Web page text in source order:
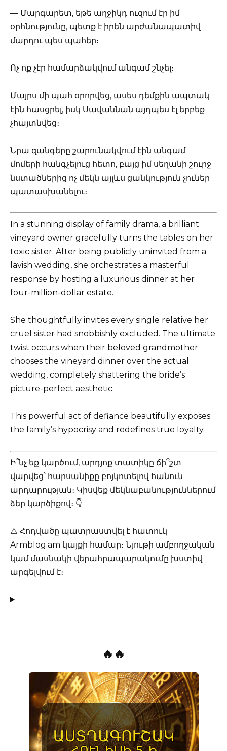
— Մարգարետ, եթե աղջիկդ ուզում էր իմ
օրհնությունը, պետք է իրեն արժանապատիվ
մարդու պես պահեր։
Ոչ ոք չէր համարձակվում անգամ շնչել։
Մայրս մի պահ օրորվեց, ասես դեմքին ապտակ
էին հասցրել, իսկ Սավաննան այդպես էլ երբեք
չհայտնվեց։
Նրա զանգերը շարունակվում էին անգամ
մոմերի հանգչելուց հետո, բայց իմ սեղանի շուրջ
նստածներից ոչ մեկն այլևս ցանկություն չուներ
պատասխանելու։
In a stunning display of family drama, a brilliant
vineyard owner gracefully turns the tables on her
toxic sister. After being publicly uninvited from a
lavish wedding, she orchestrates a masterful
response by hosting a luxurious dinner at her
four-million-dollar estate.
She thoughtfully invites every single relative her
cruel sister had snobbishly excluded. The ultimate
twist occurs when their beloved grandmother
chooses the vineyard dinner over the actual
wedding, completely shattering the bride’s
picture-perfect aesthetic.
This powerful act of defiance beautifully exposes
the family’s hypocrisy and redefines true loyalty.
Ի՞նչ եք կարծում, արդյոք տատիկը ճի՞շտ
վարվեց՝ հարսանիքը բոյկոտելով հանուն
արդարության։ Կիսվեք մեկնաբանություններում
ձեր կարծիքով։ 👇
⚠️ Հոդվածը պատրաստվել է հատուկ
Armblog.am կայքի համար։ Նյութի ամբողջական
կամ մասնակի վերահրապարակումը խստիվ
արգելվում է։
🔥🔥